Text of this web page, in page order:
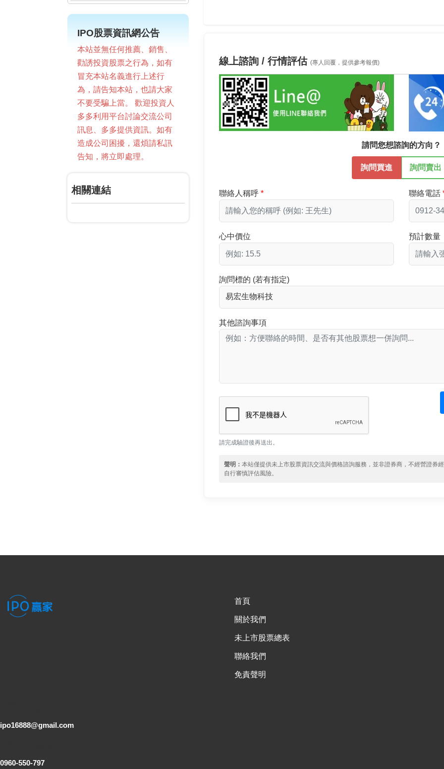
IPO股票資訊網公告
本站並無任何推薦、銷售、
勸誘投資股票之行為，如有
冒充本站名義進行上述行
為，請告知本站，也請大家
不要受騙上當。 歡迎投資人
多多利用平台討論交流公司
訊息、多多提供資訊。如有
造成公司困擾，還煩請私訊
告知，將立即處理。
相關連結
線上諮詢 / 行情評估(專人回覆，提供參考報價)
請問您想諮詢的方向？
詢問買進 詢問賣出
聯絡人稱呼 聯絡電話
心中價位 預計數量
詢問標的 (若有指定)
其他諮詢事項
請完成驗證後再送出。
聲明：本站僅提供未上市股票資訊交流與價格諮詢服務，並非證券商，不經營證券
自行審慎評估風險。
首頁
關於我們
未上市股票總表
聯絡我們
免責聲明
ipo16888@gmail.com
0960-550-797